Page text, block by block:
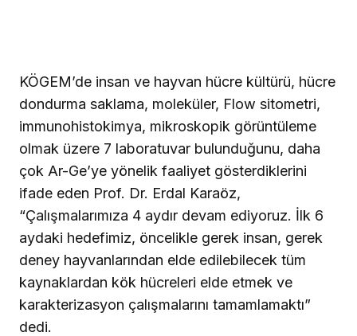
KÖGEM’de insan ve hayvan hücre kültürü, hücre
dondurma saklama, moleküler, Flow sitometri,
immunohistokimya, mikroskopik görüntüleme
olmak üzere 7 laboratuvar bulunduğunu, daha
çok Ar-Ge’ye yönelik faaliyet gösterdiklerini
ifade eden Prof. Dr. Erdal Karaöz,
“Çalışmalarımıza 4 aydır devam ediyoruz. İlk 6
aydaki hedefimiz, öncelikle gerek insan, gerek
deney hayvanlarından elde edilebilecek tüm
kaynaklardan kök hücreleri elde etmek ve
karakterizasyon çalışmalarını tamamlamaktı”
dedi.